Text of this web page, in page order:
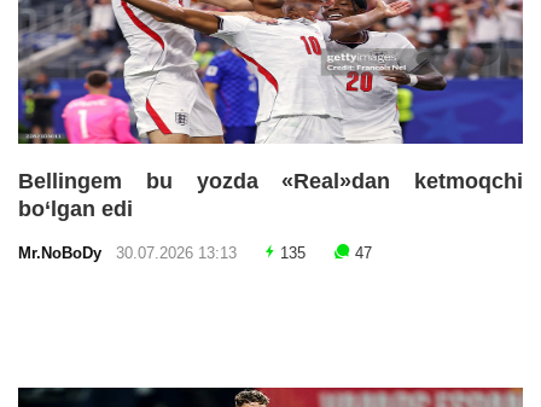
Bellingem bu yozda «Real»dan ketmoqchi
bo‘lgan edi
Mr.NoBoDy 30.07.2026 13:13 135 47